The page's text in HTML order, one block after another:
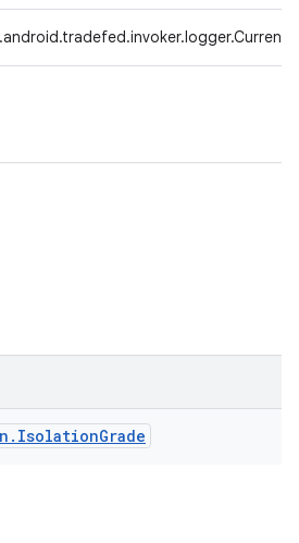
. IsolationGrade